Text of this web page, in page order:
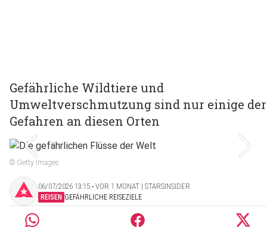
Gefährliche Wildtiere und
Umweltverschmutzung sind nur einige der
Gefahren an diesen Orten
© Getty Images
06/07/2026 13:15 ‧ VOR 1 MONAT | STARSINSIDER
REISEN GEFÄHRLICHE REISEZIELE